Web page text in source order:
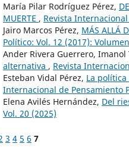
María Pilar Rodríguez Pérez,
MUERTE , Revista
Jairo Marcos Pérez, MÁS ALLÁ
Político: Vol. 12 (2017):
Ander Rivera Guerrero,
alternativa , Revista
Esteban Vidal Pérez, La
Internacional de Pensamiento
Elena Avilés Hernández, Del
Vol. 20 (2025)
3 4 5 6 7